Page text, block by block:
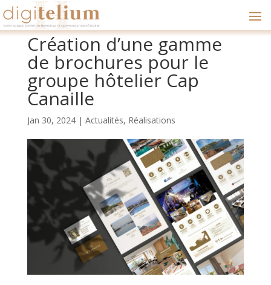
Création d’une gamme
de brochures pour le
groupe hôtelier Cap
Canaille
Jan 30, 2024| Actualités, Réalisations